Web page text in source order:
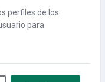
perfiles de los
para